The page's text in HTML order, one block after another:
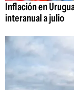
Inflación en
interanual a julio